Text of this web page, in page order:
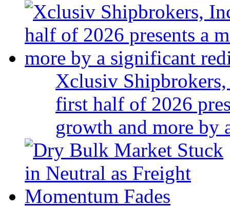
Xclusiv
first half of 2026
growth and more